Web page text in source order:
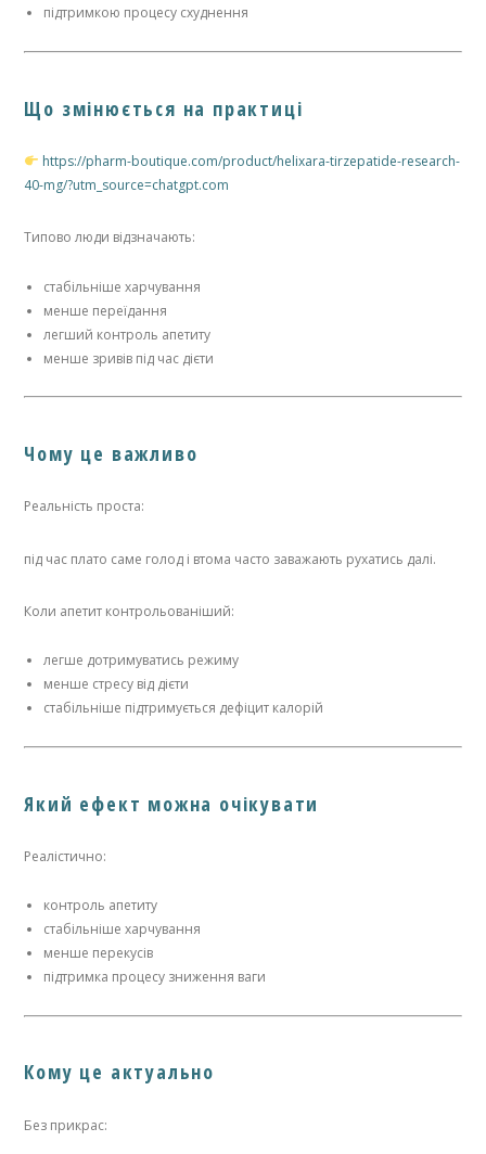
підтримкою процесу схуднення
Що змінюється на практиці
https://pharm-boutique.com/product/helixara-tirzepatide-research-
40-mg/?utm_source=chatgpt.com
Типово люди відзначають:
стабільніше харчування
менше переїдання
легший контроль апетиту
менше зривів під час дієти
Чому це важливо
Реальність проста:
під час плато саме голод і втома часто заважають рухатись далі.
Коли апетит контрольованіший:
легше дотримуватись режиму
менше стресу від дієти
стабільніше підтримується дефіцит калорій
Який ефект можна очікувати
Реалістично:
контроль апетиту
стабільніше харчування
менше перекусів
підтримка процесу зниження ваги
Кому це актуально
Без прикрас: